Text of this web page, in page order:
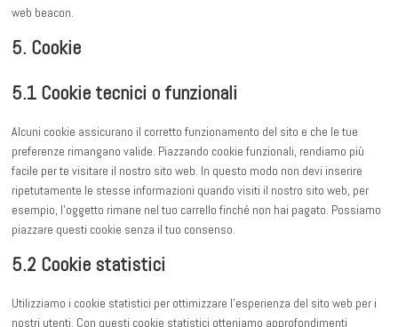
web beacon.
5. Cookie
5.1 Cookie tecnici o funzionali
Alcuni cookie assicurano il corretto funzionamento del sito e che le tue
preferenze rimangano valide. Piazzando cookie funzionali, rendiamo più
facile per te visitare il nostro sito web. In questo modo non devi inserire
ripetutamente le stesse informazioni quando visiti il nostro sito web, per
esempio, l'oggetto rimane nel tuo carrello finché non hai pagato. Possiamo
piazzare questi cookie senza il tuo consenso.
5.2 Cookie statistici
Utilizziamo i cookie statistici per ottimizzare l'esperienza del sito web per i
nostri utenti. Con questi cookie statistici otteniamo approfondimenti